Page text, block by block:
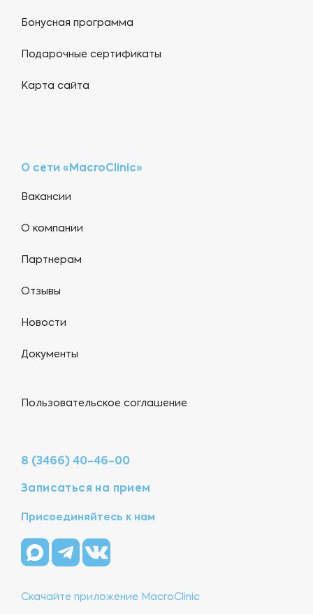
Бонусная программа
Подарочные сертификаты
Карта сайта
О сети «MacroClinic»
Вакансии
О компании
Партнерам
Отзывы
Новости
Документы
Пользовательское соглашение
8 (3466) 40-46-00
Записаться на прием
Присоединяйтесь к нам
Скачайте приложение MacroClinic